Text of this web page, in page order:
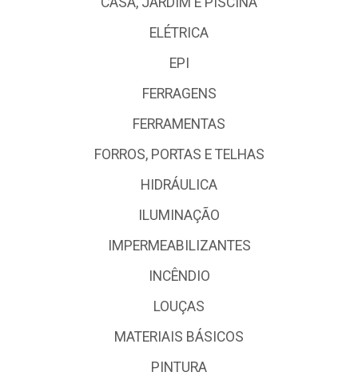
ELÉTRICA
EPI
FERRAGENS
FERRAMENTAS
FORROS, PORTAS E TELHAS
HIDRÁULICA
ILUMINAÇÃO
IMPERMEABILIZANTES
INCÊNDIO
LOUÇAS
MATERIAIS BÁSICOS
PINTURA